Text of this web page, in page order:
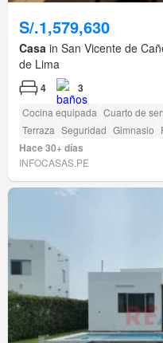
S/.1,579,630
Casa in San Vicente de
de Lima
4 3
Cocina equipada Cuarto de
Terraza Seguridad Gimnasio
Hace 30+ días
INFOCASAS.PE